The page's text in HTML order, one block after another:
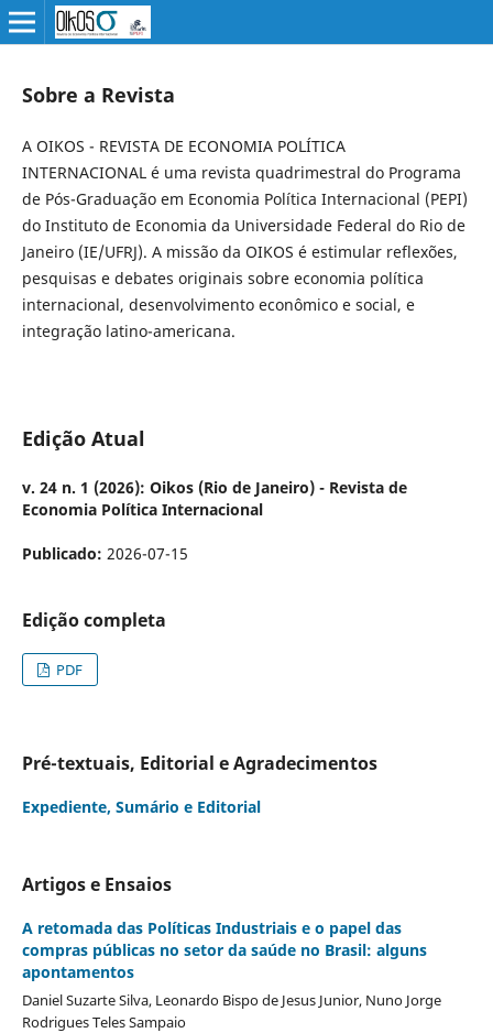
Sobre a Revista
A OIKOS - REVISTA DE ECONOMIA POLÍTICA
INTERNACIONAL é uma revista quadrimestral do Programa
de Pós-Graduação em Economia Política Internacional (PEPI)
do Instituto de Economia da Universidade Federal do Rio de
Janeiro (IE/UFRJ). A missão da OIKOS é estimular reflexões,
pesquisas e debates originais sobre economia política
internacional, desenvolvimento econômico e social, e
integração latino-americana.
Edição Atual
v. 24 n. 1 (2026): Oikos (Rio de Janeiro) - Revista de
Economia Política Internacional
Publicado: 2026-07-15
Edição completa
PDF
Pré-textuais, Editorial e Agradecimentos
Expediente, Sumário e Editorial
Artigos e Ensaios
A retomada das Políticas Industriais e o papel das
compras públicas no setor da saúde no Brasil: alguns
apontamentos
Daniel Suzarte Silva, Leonardo Bispo de Jesus Junior, Nuno Jorge
Rodrigues Teles Sampaio